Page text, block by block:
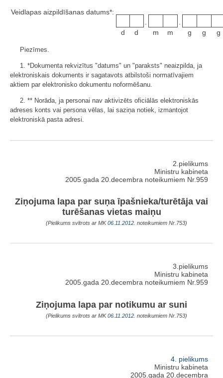
Veidlapas aizpildīšanas datums*:
d
d m m g g g
Piezīmes.
1. *Dokumenta rekvizītus "datums" un "paraksts" neaizpilda, ja
elektroniskais dokuments ir sagatavots atbilstoši normatīvajiem
aktiem par elektronisko dokumentu noformēšanu.
2. ** Norāda, ja personai nav aktivizēts oficiālās elektroniskās
adreses konts vai persona vēlas, lai saziņa notiek, izmantojot
elektroniskā pasta adresi.
2.pielikums
Ministru kabineta
2005.gada 20.decembra noteikumiem Nr.959
Ziņojuma lapa par suņa īpašnieka/turētāja vai
turēšanas vietas maiņu
(Pielikums svītrots ar MK06.11.2012. noteikumiem Nr.753)
3.pielikums
Ministru kabineta
2005.gada 20.decembra noteikumiem Nr.959
Ziņojuma lapa par notikumu ar suni
(Pielikums svītrots ar MK06.11.2012. noteikumiem Nr.753)
4. pielikums
Ministru kabineta
2005.gada 20.decembra